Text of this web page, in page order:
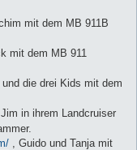
mit dem MB 911B
mit dem MB 911
die drei Kids mit dem
in ihrem Landcruiser
, Guido und Tanja mit